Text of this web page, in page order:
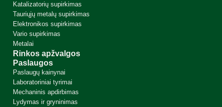
Katalizatorių supirkimas
Tauriųjų metalų supirkimas
Elektronikos supirkimas
Vario supirkimas
Metalai
Rinkos apžvalgos
Paslaugos
Paslaugų kainynai
Laboratoriniai tyrimai
Mechaninis apdirbimas
Lydymas ir gryninimas